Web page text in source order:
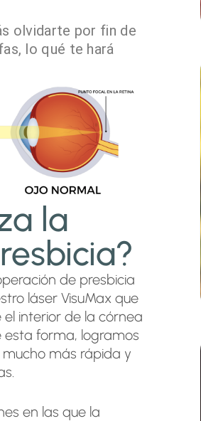
olvidarte por fin de
lo qué te hará
la
de presbicia
láser VisuMaxque
interior de la córnea
esta forma, logramos
más rápida y
en las que la